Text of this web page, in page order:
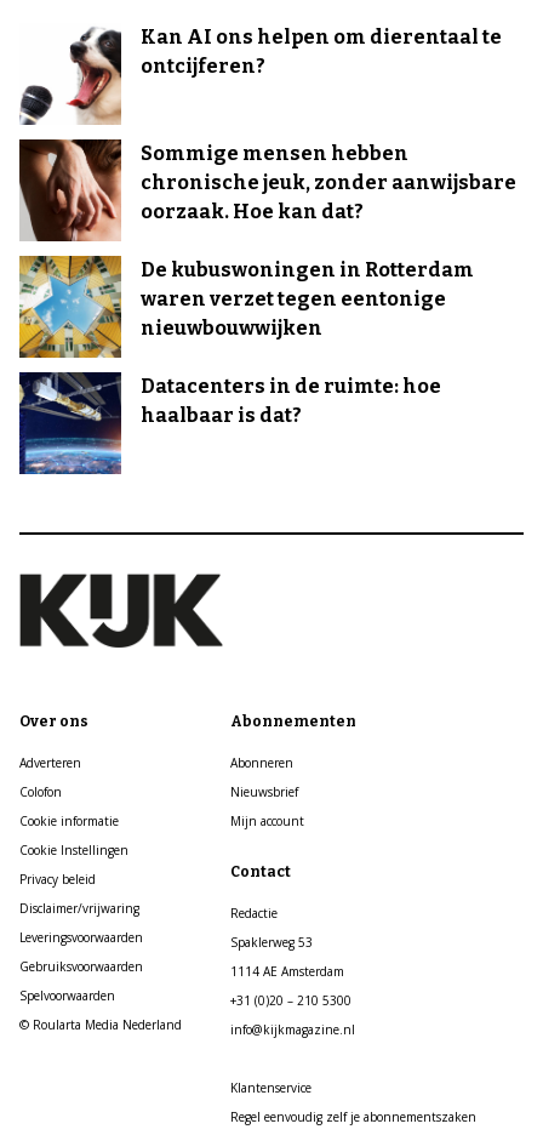
Kan AI ons helpen om dierentaal te
ontcijferen?
Sommige mensen hebben
chronische jeuk, zonder aanwijsbare
oorzaak. Hoe kan dat?
De kubuswoningen in Rotterdam
waren verzet tegen eentonige
nieuwbouwwijken
Datacenters in de ruimte: hoe
haalbaar is dat?
Over ons
Adverteren
Colofon
Cookie informatie
Cookie Instellingen
Privacy beleid
Disclaimer/vrijwaring
Leveringsvoorwaarden
Gebruiksvoorwaarden
Spelvoorwaarden
© Roularta Media Nederland
Abonnementen
Abonneren
Nieuwsbrief
Mijn account
Contact
Redactie
Spaklerweg 53
1114 AE Amsterdam
+31 (0)20 – 210 5300
info@kijkmagazine.nl
Klantenservice
Regel eenvoudig zelf je abonnementszaken